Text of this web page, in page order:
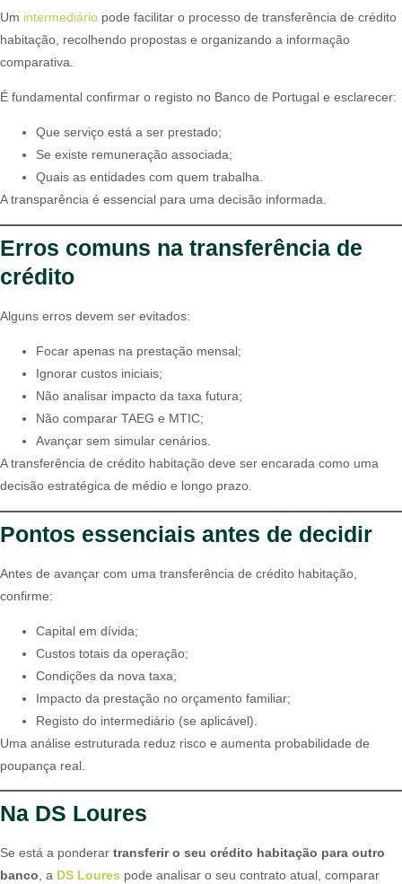
Um intermediário pode facilitar o processo de transferência de crédito
habitação, recolhendo propostas e organizando a informação
comparativa.
É fundamental confirmar o registo no Banco de Portugal e esclarecer:
Que serviço está a ser prestado;
Se existe remuneração associada;
Quais as entidades com quem trabalha.
A transparência é essencial para uma decisão informada.
Erros comuns na transferência de
crédito
Alguns erros devem ser evitados:
Focar apenas na prestação mensal;
Ignorar custos iniciais;
Não analisar impacto da taxa futura;
Não comparar TAEG e MTIC;
Avançar sem simular cenários.
A transferência de crédito habitação deve ser encarada como uma
decisão estratégica de médio e longo prazo.
Pontos essenciais antes de decidir
Antes de avançar com uma transferência de crédito habitação,
confirme:
Capital em dívida;
Custos totais da operação;
Condições da nova taxa;
Impacto da prestação no orçamento familiar;
Registo do intermediário (se aplicável).
Uma análise estruturada reduz risco e aumenta probabilidade de
poupança real.
Na DS Loures
Se está a ponderar transferir o seu crédito habitação para outro
banco, a DS Loures pode analisar o seu contrato atual, comparar